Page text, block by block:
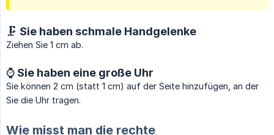
🗜️ Sie haben schmale Handgelenke
Ziehen Sie 1 cm ab.
⌚️ Sie haben eine große Uhr
Sie können 2 cm (statt 1 cm) auf der Seite hinzufügen, an der
Sie die Uhr tragen.
Wie misst man die rechte